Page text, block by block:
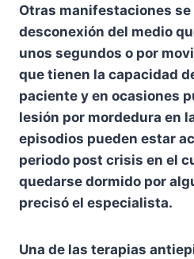
Otras manifestaciones
desconexión del medio
unos segundos o por
que tienen la capacidad
paciente y en ocasiones
lesión por mordedura en
episodios pueden estar
periodo post crisis en el
quedarse dormido por
precisó el especialista.
Una de las terapias